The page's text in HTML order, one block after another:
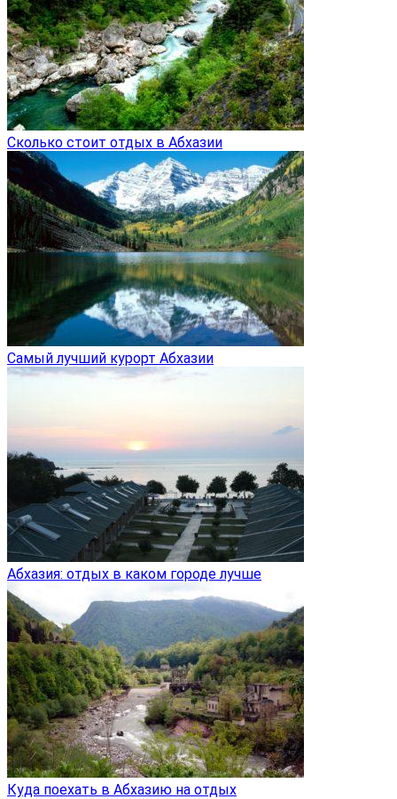
Сколько стоит отдых в Абхазии
Самый лучший курорт Абхазии
Абхазия: отдых в каком городе лучше
Куда поехать в Абхазию на отдых